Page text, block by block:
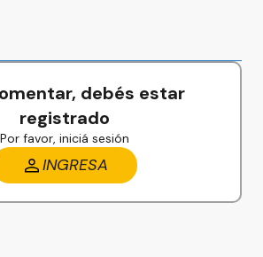
debés estar
registrado
Por favor, iniciá sesión
INGRESA